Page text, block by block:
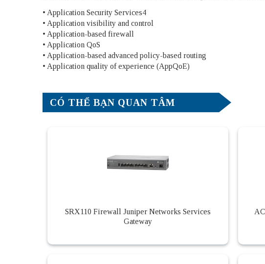
• Application Security Services4
• Application visibility and control
• Application-based firewall
• Application QoS
• Application-based advanced policy-based routing
• Application quality of experience (AppQoE)
CÓ THỂ BẠN QUAN TÂM
SRX110 Firewall Juniper Networks Services
Gateway